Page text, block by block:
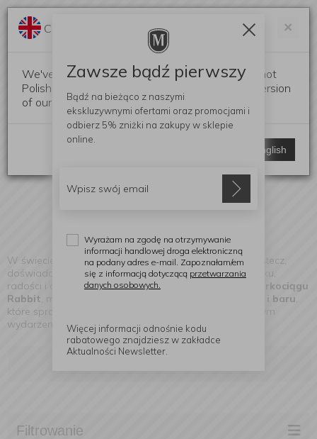
(Znaleziono produktów: 1)
W świecie Rabbit, gdzie historia sięga ponad 30 lat wstecz,
doświadczenie marki jest jak lampka wina - pełne smaku,
radości i chwil do celebrowania. Znana z kultowego
Korkociągu
Rabbit , marka ta stworzyła kolekcję narzędzi do wina i baru
które sprawiają, że każde spotkanie staje się wyjątkowym
wydarzeniem.
Filtrowanie
×
Change language?
We've detected that your browser language is not
Polish. Would you like to switch to the English version
of our website?
Switch to English
Zawsze bądź pierwszy
Bądź na bieżąco z naszymi
ekskluzywnymi ofertami oraz promocjami i
odbierz 5% zniżki na zakupy w sklepie
online.
Wyrażam na zgodę na otrzymywanie
informacji handlowej droga elektroniczną
na podany adres e-mail. Zapoznałam/em
się z informacją dotyczącą przetwarzania
danych osobowych.
Więcej informacji odnośnie kodu
rabatowego znajdziesz w zakładce
Aktualności Newsletter.